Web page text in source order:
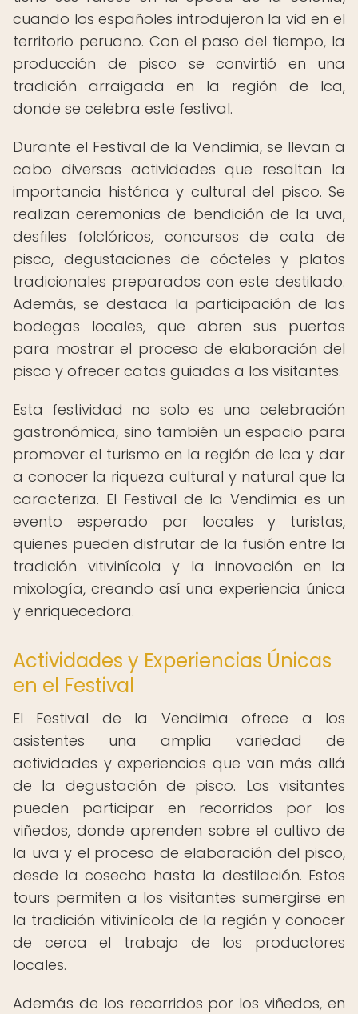
cuando los españoles introdujeron la vid en el
territorio peruano. Con el paso del tiempo, la
producción de pisco se convirtió en una
tradición arraigada en la región de Ica,
donde se celebra este festival.
Durante el Festival de la Vendimia, se llevan a
cabo diversas actividades que resaltan la
importancia histórica y cultural del pisco. Se
realizan ceremonias de bendición de la uva,
desfiles folclóricos, concursos de cata de
pisco, degustaciones de cócteles y platos
tradicionales preparados con este destilado.
Además, se destaca la participación de las
bodegas locales, que abren sus puertas
para mostrar el proceso de elaboración del
pisco y ofrecer catas guiadas a los visitantes.
Esta festividad no solo es una celebración
gastronómica, sino también un espacio para
promover el turismo en la región de Ica y dar
a conocer la riqueza cultural y natural que la
caracteriza. El Festival de la Vendimia es un
evento esperado por locales y turistas,
quienes pueden disfrutar de la fusión entre la
tradición vitivinícola y la innovación en la
mixología, creando así una experiencia única
y enriquecedora.
Actividades y Experiencias Únicas
en el Festival
El Festival de la Vendimia ofrece a los
asistentes una amplia variedad de
actividades y experiencias que van más allá
de la degustación de pisco. Los visitantes
pueden participar en recorridos por los
viñedos, donde aprenden sobre el cultivo de
la uva y el proceso de elaboración del pisco,
desde la cosecha hasta la destilación. Estos
tours permiten a los visitantes sumergirse en
la tradición vitivinícola de la región y conocer
de cerca el trabajo de los productores
locales.
Además de los recorridos por los viñedos, en